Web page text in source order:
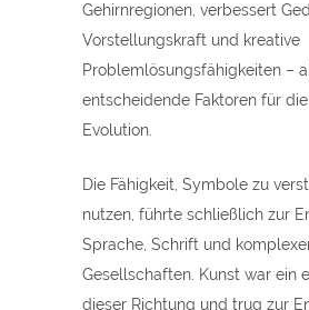
Gehirnregionen, verbessert
Vorstellungskraft und kreative
Problemlösungsfähigkeiten –
entscheidende Faktoren für
Evolution.
Die Fähigkeit, Symbole zu
nutzen, führte schließlich zur
Sprache, Schrift und
Gesellschaften. Kunst war ein
dieser Richtung und trug zur